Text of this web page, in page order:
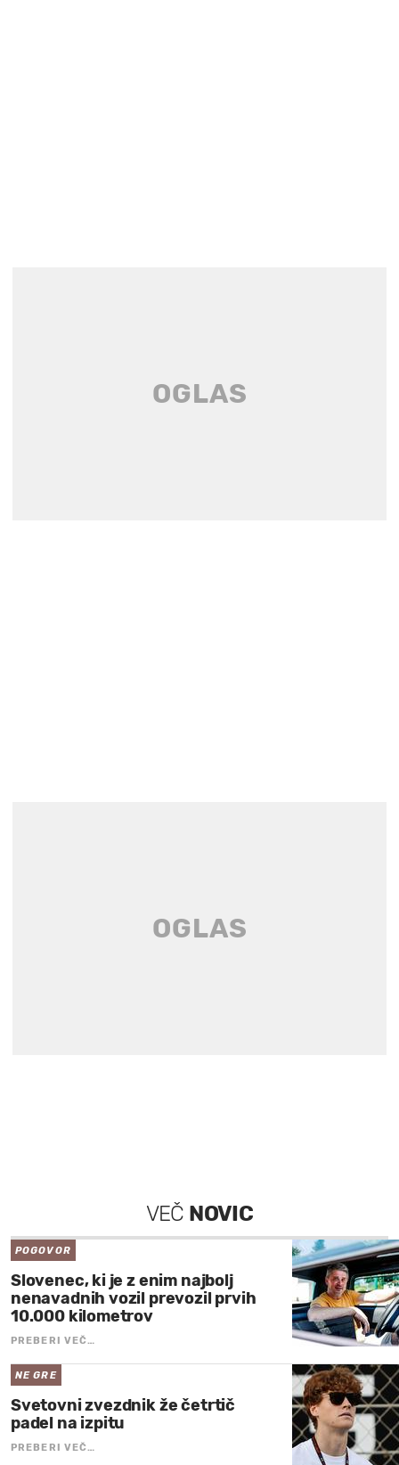
VEČ NOVIC
POGOVOR
Slovenec, ki je z enim najbolj
nenavadnih vozil prevozil prvih
10.000 kilometrov
PREBERI VEČ…
NE GRE
Svetovni zvezdnik že četrtič
padel na izpitu
PREBERI VEČ…